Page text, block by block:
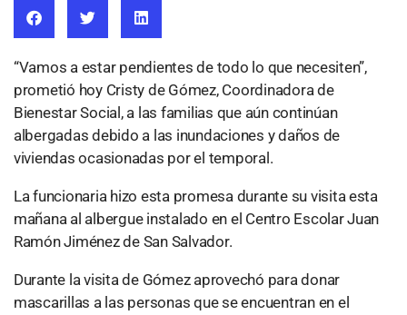
“Vamos a estar pendientes de todo lo que necesiten”,
prometió hoy Cristy de Gómez, Coordinadora de
Bienestar Social, a las familias que aún continúan
albergadas debido a las inundaciones y daños de
viviendas ocasionadas por el temporal.
La funcionaria hizo esta promesa durante su visita esta
mañana al albergue instalado en el Centro Escolar Juan
Ramón Jiménez de San Salvador.
Durante la visita de Gómez aprovechó para donar
mascarillas a las personas que se encuentran en el